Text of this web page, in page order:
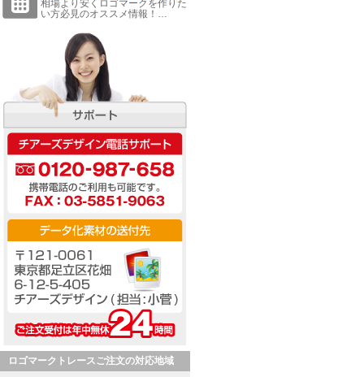
相場より安くロゴマークを作りた
い方必見のオススメ情報！…
ロゴマークトレースご注文の対応地域